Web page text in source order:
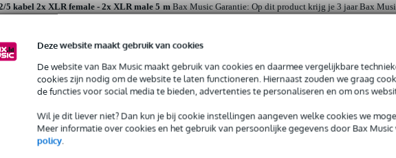
Deze website maakt gebruik van cookies
De website van Bax Music maakt gebruik van cookies en daarmee vergelijkbare
cookies zijn nodig om de website te laten functioneren. Hiernaast zouden we graag
de functies voor social media te bieden, advertenties te personaliseren en om ons
Wil je dit liever niet? Dan kun je bij cookie instellingen aangeven welke cookies we
Meer informatie over cookies en het gebruik van persoonlijke gegevens door Bax Music
policy.
5 kabel 2x XLR female - 2x XLR male 5 mBax Music Garantie: Op dit product krijg je 3 jaar Bax
jaar Bax Music Garantie.
1202FX-MP 12-kanaals mixer met FX en mediaspelerBax Music Garantie: Op dit product krijg je 3
jaar Bax Music Garantie.
zangmicrofoonBax Music Garantie: Op dit product krijg je 3 jaar Bax Music Garantie.
jaar Bax Music Garantie.